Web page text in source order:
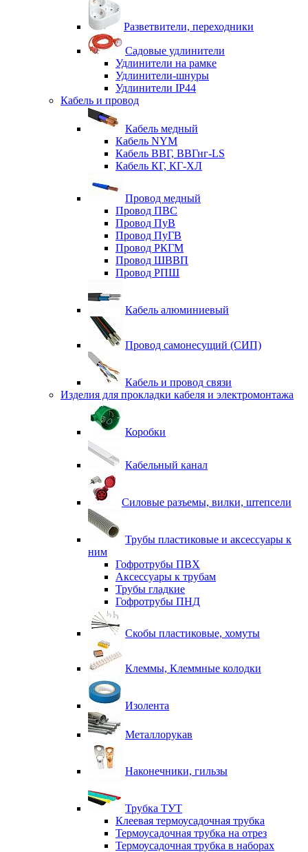
Разветвители, переходники
Садовые удлинители
Удлинители на рамке
Удлинители-шнуры
Удлинители IP44
Кабель и провод
Кабель медный
Кабель NYM
Кабель ВВГ, ВВГнг-LS
Кабель КГ, КГ-ХЛ
Провод медный
Провод ПВС
Провод ПуВ
Провод ПуГВ
Провод РКГМ
Провод ШВВП
Провод РПШ
Кабель алюминиевый
Провод самонесущий (СИП)
Кабель и провод связи
Изделия для прокладки кабеля и электромонтажа
Коробки
Кабельный канал
Силовые разъемы, вилки, штепсели
Трубы пластиковые и аксессуары к
ним
Гофротрубы ПВХ
Аксессуары к трубам
Трубы гладкие
Гофротрубы ПНД
Скобы пластиковые, хомуты
Клеммы, Клеммные колодки
Изолента
Металлорукав
Наконечники, гильзы
Трубка ТУТ
Клеевая термоусадочная трубка
Термоусадочная трубка на отрез
Термоусадочная трубка в наборах